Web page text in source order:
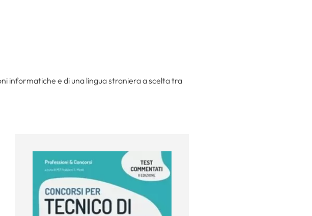
informatiche e di una lingua straniera a scelta tra